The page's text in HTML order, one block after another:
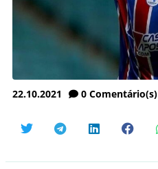
22.10.2021 0 Comentário(s)